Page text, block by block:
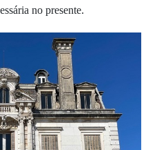
no presente.